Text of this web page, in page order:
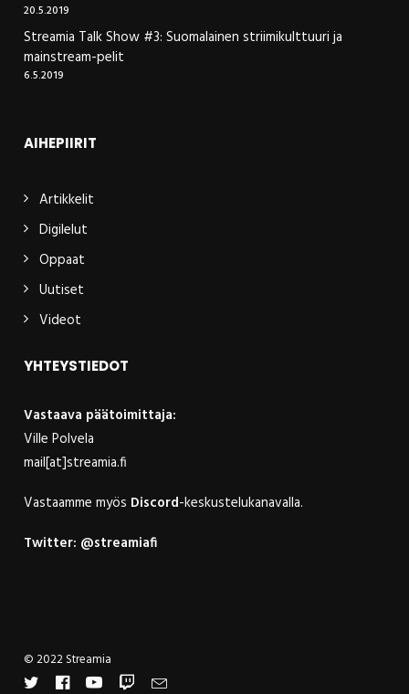
20.5.2019
Streamia Talk Show #3: Suomalainen striimikulttuuri ja
mainstream-pelit
6.5.2019
AIHEPIIRIT
Artikkelit
Digilelut
Oppaat
Uutiset
Videot
YHTEYSTIEDOT
Vastaava päätoimittaja:
Ville Polvela
mail[at]streamia.fi
Vastaamme myös Discord-keskustelukanavalla.
Twitter: @streamiafi
© 2022 Streamia